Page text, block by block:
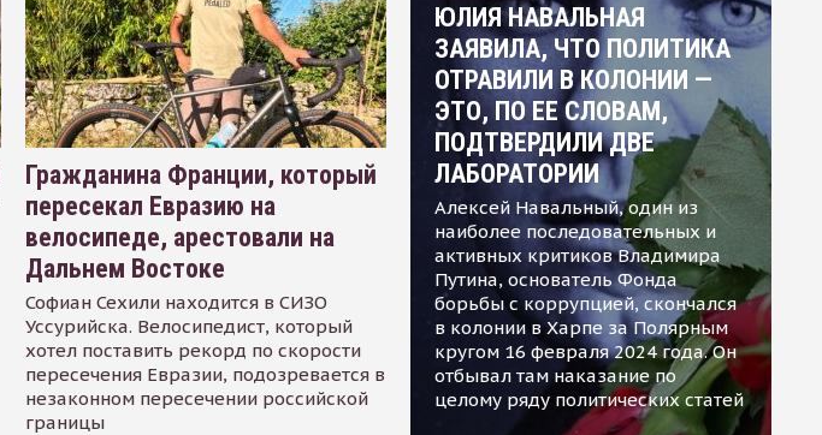
Гражданина Франции, который
пересекал Евразию на
велосипеде, арестовали на
Дальнем Востоке
Софиан Сехили находится в СИЗО
Уссурийска. Велосипедист, который
хотел поставить рекорд по скорости
пересечения Евразии, подозревается в
незаконном пересечении российской
границы
ЮЛИЯ НАВАЛЬНАЯ
ЗАЯВИЛА, ЧТО ПОЛИТИКА
ОТРАВИЛИ В КОЛОНИИ —
ЭТО, ПО ЕЕ СЛОВАМ,
ПОДТВЕРДИЛИ ДВЕ
ЛАБОРАТОРИИ
Алексей Навальный, один из
наиболее последовательных и
активных критиков Владимира
Путина, основатель Фонда
борьбы с коррупцией, скончался
в колонии в Харпе за Полярным
кругом 16 февраля 2024 года. Он
отбывал там наказание по
целому ряду политических статей